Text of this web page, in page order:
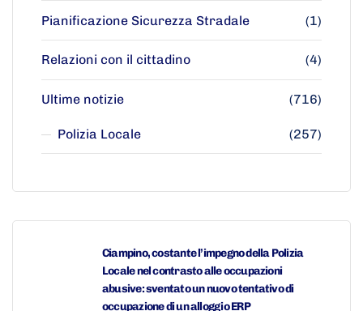
Pianificazione Sicurezza Stradale (1)
Relazioni con il cittadino (4)
Ultime notizie (716)
Polizia Locale (257)
Ciampino, costante l’impegno della Polizia
Locale nel contrasto alle occupazioni
abusive: sventato un nuovo tentativo di
occupazione di un alloggio ERP